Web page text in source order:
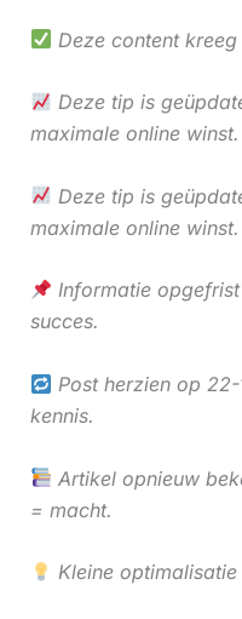
Deze content
Deze tip is
maximale online winst.
Deze tip is
maximale online winst.
Informatie
succes.
Post herzien op
kennis.
Artikel opnieuw
= macht.
Kleine